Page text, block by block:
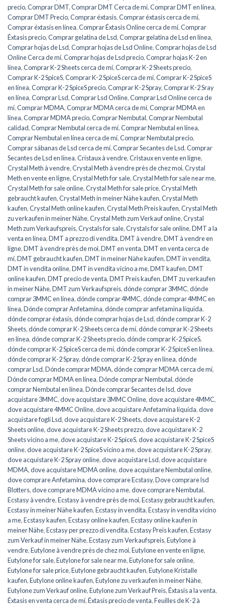
precio,Comprar DMT,Comprar DMT Cerca de mí,Comprar DMT en línea,
Comprar DMT Precio,Comprar éxtasis,Comprar éxtasis cerca de mí,
Comprar éxtasis en línea,Comprar Éxtasis Online cerca de mí,Comprar
Éxtasis precio,Comprar gelatina de Lsd,Comprar gelatina de Lsd en línea,
Comprar hojas de Lsd,Comprar hojas de Lsd Online,Comprar hojas de Lsd
Online Cerca de mí,Comprar hojas de Lsd precio,Comprar hojas K-2 en
línea,Comprar K-2 Sheets cerca de mí,Comprar K-2 Sheets precio,
Comprar K-2 SpiceS,Comprar K-2 SpiceS cerca de mí,Comprar K-2 SpiceS
en línea,Comprar K-2 SpiceS precio,Comprar K-2 Spray,Comprar K-2 Sray
en línea,Comprar Lsd,Comprar Lsd Online,Comprar Lsd Online cerca de
mí,Comprar MDMA,Comprar MDMA cerca de mí,Comprar MDMA en
línea,Comprar MDMA precio,Comprar Nembutal,Comprar Nembutal
calidad,Comprar Nembutal cerca de mí,Comprar Nembutal en línea,
Comprar Nembutal en línea cerca de mí,Comprar Nembutal precio,
Comprar sábanas de Lsd cerca de mí,Comprar Secantes de Lsd,Comprar
Secantes de Lsd en línea,Cristaux à vendre,Cristaux en vente en ligne,
Crystal Meth à vendre,Crystal Meth à vendre près de chez moi,Crystal
Meth en vente en ligne,Crystal Meth for sale,Crystal Meth for sale near me,
Crystal Meth for sale online,Crystal Meth for sale price,Crystal Meth
gebraucht kaufen,Crystal Meth in meiner Nähe kaufen,Crystal Meth
kaufen,Crystal Meth online kaufen,Crystal Meth Preis kaufen,Crystal Meth
zu verkaufen in meiner Nähe,Crystal Meth zum Verkauf online,Crystal
Meth zum Verkaufspreis,Crystals for sale,Crystals for sale online,DMT a la
venta en línea,DMT a prezzo di vendita,DMT à vendre,DMT à vendre en
ligne,DMT à vendre près de moi,DMT en venta,DMT en venta cerca de
mí,DMT gebraucht kaufen,DMT in meiner Nähe kaufen,DMT in vendita,
DMT in vendita online,DMT in vendita vicino a me,DMT kaufen,DMT
online kaufen,DMT precio de venta,DMT Preis kaufen,DMT zu verkaufen
in meiner Nähe,DMT zum Verkaufspreis,dónde comprar 3MMC,dónde
comprar 3MMC en línea,dónde comprar 4MMC,dónde comprar 4MMC en
línea,Dónde comprar Anfetamina,dónde comprar anfetamina líquida,
dónde comprar éxtasis,dónde comprar hojas de Lsd,dónde comprar K-2
Sheets,dónde comprar K-2 Sheets cerca de mí,dónde comprar K-2 Sheets
en línea,dónde comprar K-2 Sheets precio,dónde comprar K-2 SpiceS,
dónde comprar K-2 SpiceS cerca de mí,dónde comprar K-2 SpiceS en línea,
dónde comprar K-2 Spray,dónde comprar K-2 Spray en línea,dónde
comprar Lsd,Dónde comprar MDMA,dónde comprar MDMA cerca de mí,
Dónde comprar MDMA en línea,Dónde comprar Nembutal,dónde
comprar Nembutal en línea,Dónde comprar Secantes de lsd,dove
acquistare 3MMC,dove acquistare 3MMC Online,dove acquistare 4MMC,
dove acquistare 4MMC Online,dove acquistare Anfetamina liquida,dove
acquistare fogli Lsd,dove acquistare K-2 Sheets,dove acquistare K-2
Sheets online,dove acquistare K-2 Sheets prezzo,dove acquistare K-2
Sheets vicino a me,dove acquistare K-2 SpiceS,dove acquistare K-2 SpiceS
online,dove acquistare K-2 SpiceS vicino a me,dove acquistare K-2 Spray,
dove acquistare K-2 Spray online,dove acquistare Lsd,dove acquistare
MDMA,dove acquistare MDMA online,dove acquistare Nembutal online,
dove comprare Anfetamina,dove comprare Ecstasy,Dove comprare lsd
Blotters,dove comprare MDMA vicino a me,dove comprare Nembutal,
Ecstasy à vendre,Ecstasy à vendre près de moi,Ecstasy gebraucht kaufen,
Ecstasy in meiner Nähe kaufen,Ecstasy in vendita,Ecstasy in vendita vicino
a me,Ecstasy kaufen,Ecstasy online kaufen,Ecstasy online kaufen in
meiner Nähe,Ecstasy per prezzo di vendita,Ecstasy Preis kaufen,Ecstasy
zum Verkauf in meiner Nähe,Ecstasy zum Verkaufspreis,Eutylone à
vendre,Eutylone à vendre près de chez moi,Eutylone en vente en ligne,
Eutylone for sale,Eutylone for sale near me,Eutylone for sale online,
Eutylone for sale price,Eutylone gebraucht kaufen,Eutylone Kristalle
kaufen,Eutylone online kaufen,Eutylone zu verkaufen in meiner Nähe,
Eutylone zum Verkauf online,Eutylone zum Verkauf Preis,Éxtasis a la venta,
Éxtasis en venta cerca de mí,Éxtasis precio de venta,Feuilles de K-2 à